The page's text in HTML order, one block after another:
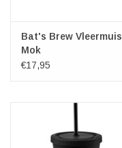
Bat's Brew Vleermuis
Mok
€17,95